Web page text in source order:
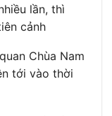
lần, thì
cảnh
Chùa Nam
tới vào thời